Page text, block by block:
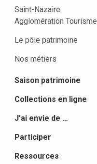
Saint-Nazaire
Agglomération Tourisme
Le pôle patrimoine
Nos métiers
Saison patrimoine
Collections en ligne
J’ai envie de …
Participer
Ressources